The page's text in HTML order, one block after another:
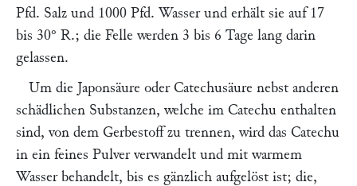
Pfd. Salz und 1000 Pfd. Wasser und erhält sie auf 17
bis 30° R.; die Felle werden 3 bis 6 Tage lang darin
gelassen.
Um die Japonsäure oder Catechusäure nebst anderen
schädlichen Substanzen, welche im Catechu enthalten
sind, von dem Gerbestoff zu trennen, wird das Catechu
in ein feines Pulver verwandelt und mit warmem
Wasser behandelt, bis es gänzlich aufgelöst ist; die,